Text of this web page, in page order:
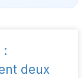
:
deux